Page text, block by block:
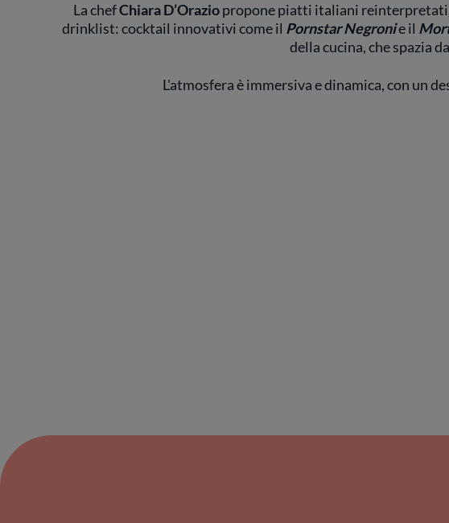
La chefChiara D’Oraziopropone piatti italiani reinterpretati,
drinklist: cocktail innovativi come il Pornstar Negronie il
della cucina, che spazia
L'atmosfera è immersiva e dinamica, con un